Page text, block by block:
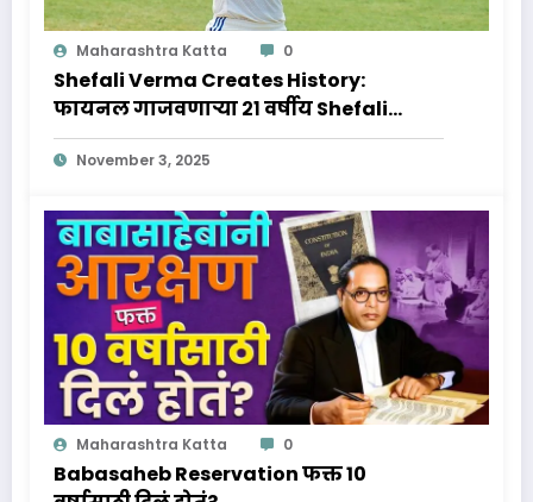
Maharashtra Katta 0
Shefali Verma Creates History:
फायनल गाजवणाऱ्या २१ वर्षीय Shefali
Verma वर्माचा आणि जिवनप्रवास क्रिकेट
विश्वातील नवा तारा!
November 3, 2025
Maharashtra Katta 0
Babasaheb Reservation फक्त 10